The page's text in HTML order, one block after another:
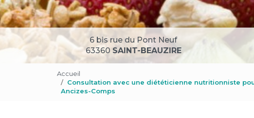
6 bis rue du Pont Neuf
63360 SAINT-BEAUZIRE
Accueil
Consultation avec une diététicienne nutritionniste
Ancizes-Comps